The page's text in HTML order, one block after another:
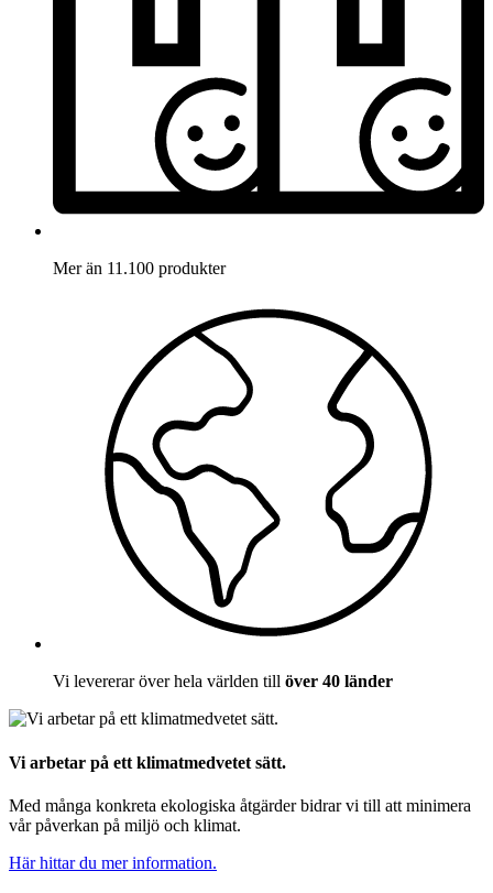
Mer än 11.100 produkter
Vi levererar över hela världen till över 40 länder
Vi arbetar på ett klimatmedvetet sätt.
Med många konkreta ekologiska åtgärder bidrar vi till att minimera
vår påverkan på miljö och klimat.
Här hittar du mer information.